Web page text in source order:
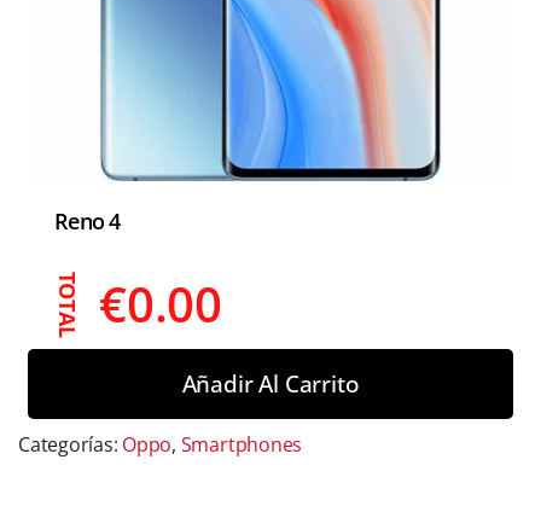
Reno 4
TOTAL €0.00
Añadir Al Carrito
Categorías: Oppo, Smartphones